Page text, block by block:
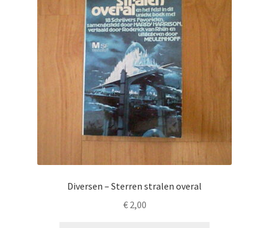
Diversen – Sterren stralen overal
€2,00